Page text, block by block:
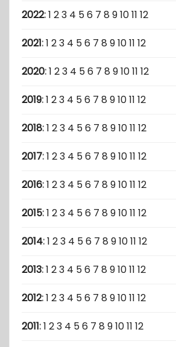
2022:1 23 4 56 7 8 91011 12
2021:1 23 4 56 7 8 91011 12
2020:1 23 4 56 7 8 91011 12
2019:1 23 4 56 7 8 91011 12
2018:1 23 4 56 7 8 91011 12
2017:1 23 4 56 7 8 91011 12
2016:1 23 4 56 7 8 91011 12
2015:1 23 4 56 7 8 91011 12
2014:1 23 4 56 7 8 91011 12
2013:1 23 4 56 7 8 91011 12
2012:1 23 4 56 7 8 91011 12
2011:1 23 4 56 7 8 91011 12